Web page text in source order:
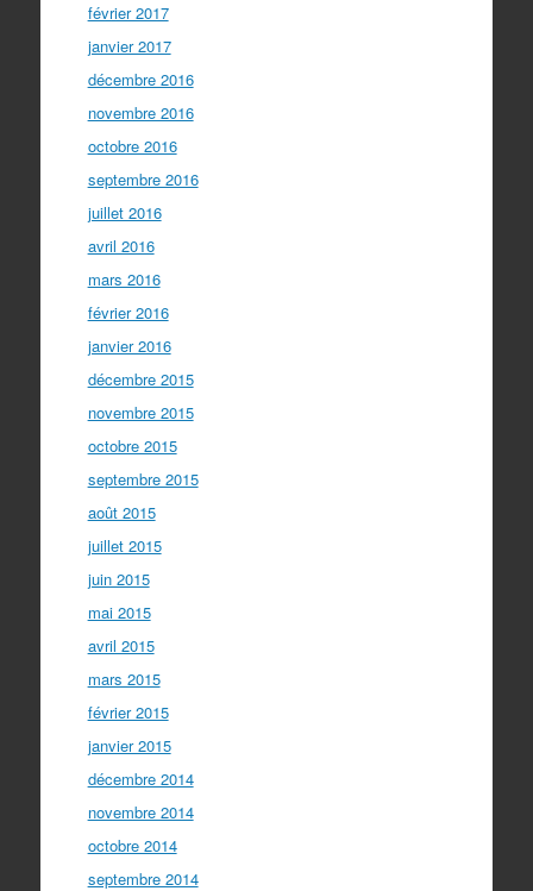
février 2017
janvier 2017
décembre 2016
novembre 2016
octobre 2016
septembre 2016
juillet 2016
avril 2016
mars 2016
février 2016
janvier 2016
décembre 2015
novembre 2015
octobre 2015
septembre 2015
août 2015
juillet 2015
juin 2015
mai 2015
avril 2015
mars 2015
février 2015
janvier 2015
décembre 2014
novembre 2014
octobre 2014
septembre 2014